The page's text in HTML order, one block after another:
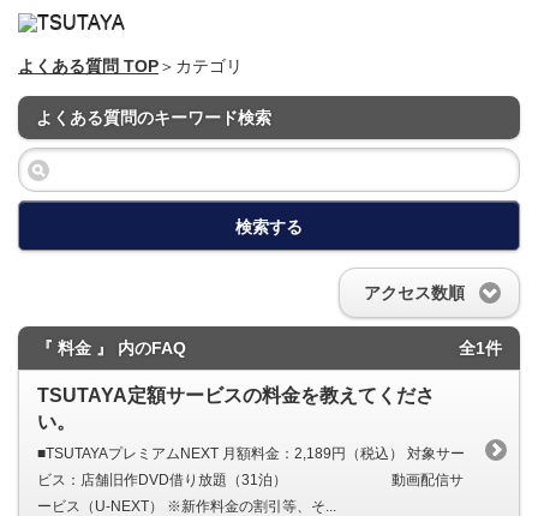
よくある質問 TOP＞カテゴリ
よくある質問のキーワード検索
検索する
アクセス数順
『 料金 』 内のFAQ 全1件
TSUTAYA定額サービスの料金を教えてくださ
い。
■TSUTAYAプレミアムNEXT 月額料金：2,189円（税込） 対象サー
ビス：店舗旧作DVD借り放題（31泊） 動画配信サ
ービス（U-NEXT） ※新作料金の割引等、そ...